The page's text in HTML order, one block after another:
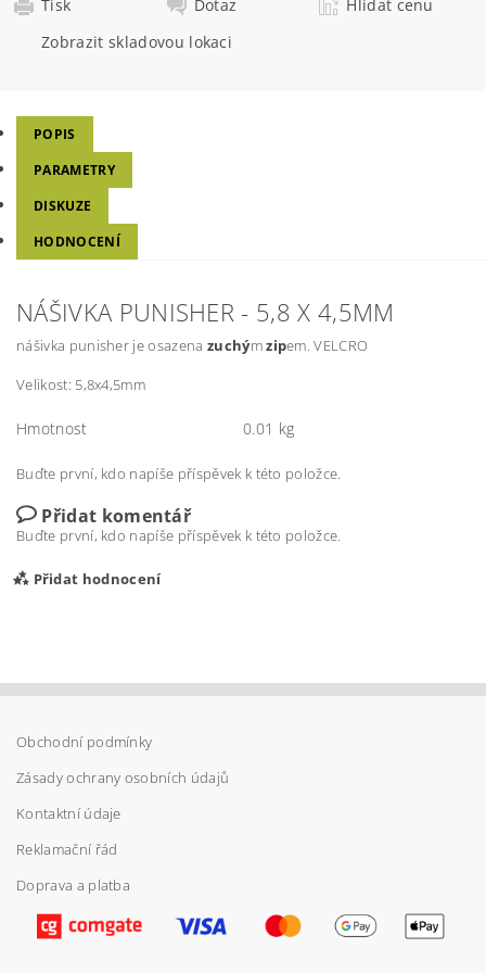
Tisk Dotaz
Hlídat cenu
Zobrazit skladovou lokaci
POPIS
PARAMETRY
DISKUZE
HODNOCENÍ
NÁŠIVKA PUNISHER - 5,8 X 4,5MM
nášivka punisher je osazena zuchýmzipem. VELCRO
Velikost: 5,8x4,5mm
Hmotnost 0.01 kg
Buďte první, kdo napíše příspěvek k této položce.
Přidat komentář
Buďte první, kdo napíše příspěvek k této položce.
Přidat hodnocení
Vložením hodnocení souhlasíte spodmínkami
ochrany osobních údajů
Obchodní podmínky
Zásady ochrany osobních údajů
Kontaktní údaje
Reklamační řád
Doprava a platba